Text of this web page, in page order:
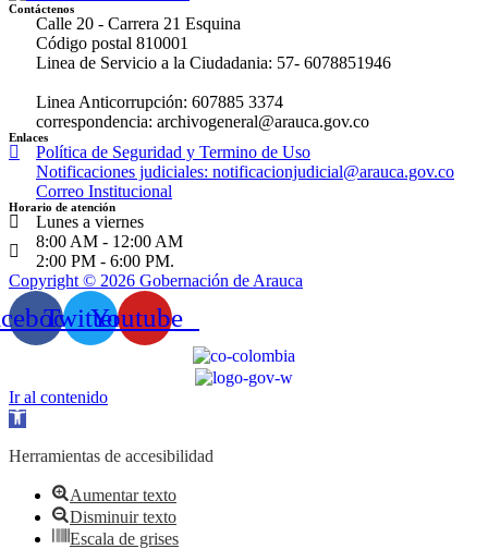
Contáctenos
Calle 20 - Carrera 21 Esquina
Código postal 810001
Linea de Servicio a la Ciudadania: 57- 6078851946
Linea Anticorrupción: 607885 3374
correspondencia: archivogeneral@arauca.gov.co
Enlaces
Política de Seguridad y Termino de Uso
Notificaciones judiciales: notificacionjudicial@arauca.gov.co
Correo Institucional
Horario de atención
Lunes a viernes
8:00 AM - 12:00 AM
2:00 PM - 6:00 PM.
Copyright © 2026 Gobernación de Arauca
TwitterYoutube
Ir al contenido
Abrir
de
Herramientas de accesibilidad
Aumentar texto
Disminuir texto
Escala de grises